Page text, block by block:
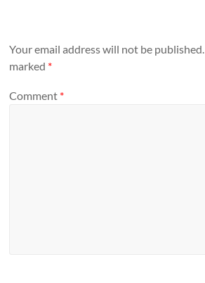
Your email address will not be published.
marked *
Comment *